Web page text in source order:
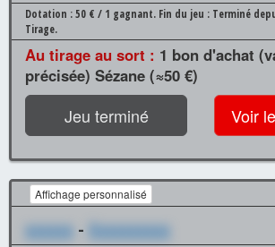
Dotation : 50 € / 1 gagnant. Fin du jeu : Terminé
Tirage.
Au tirage au sort : 1 bon d'achat
précisée) Sézane (≈50 €)
Jeu terminé Voir
Affichage personnalisé
xxxxxx - Xxxxxxxxxx